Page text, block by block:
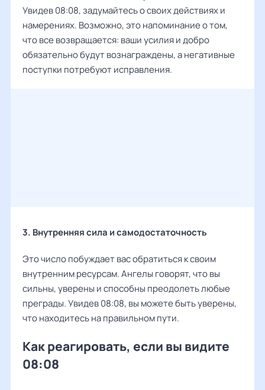
Увидев 08:08, задумайтесь о своих действиях и
намерениях. Возможно, это напоминание о том,
что все возвращается: ваши усилия и добро
обязательно будут вознаграждены, а негативные
поступки потребуют исправления.
3. Внутренняя сила и самодостаточность
Это число побуждает вас обратиться к своим
внутренним ресурсам. Ангелы говорят, что вы
сильны, уверены и способны преодолеть любые
преграды. Увидев 08:08, вы можете быть уверены,
что находитесь на правильном пути.
Как реагировать, если вы видите
08:08